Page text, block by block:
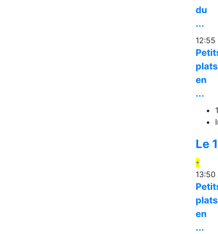
du
...
12:55
plats
en
...
Le
13:50
plats
en
...